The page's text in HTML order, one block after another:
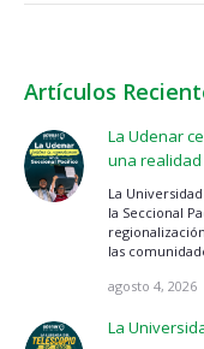
Artículos
La Udenar
una realidad
La
la Seccional
las
agosto 4, 2026
La